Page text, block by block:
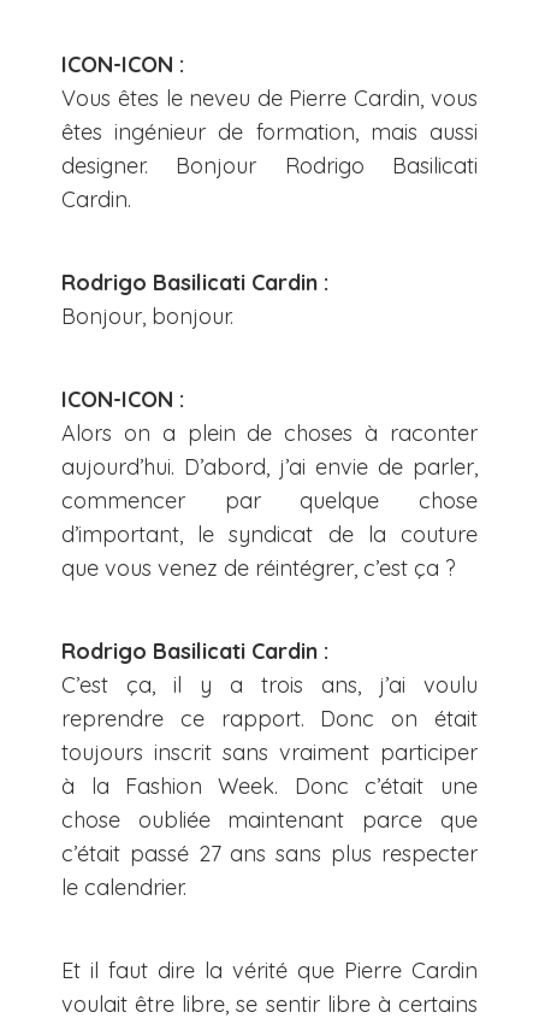
ICON-ICON :
Vous êtes le neveu de Pierre Cardin, vous
êtes ingénieur de formation, mais aussi
designer. Bonjour Rodrigo Basilicati
Cardin.
Rodrigo Basilicati Cardin :
Bonjour, bonjour.
ICON-ICON :
Alors on a plein de choses à raconter
aujourd’hui. D’abord, j’ai envie de parler,
commencer par quelque chose
d’important, le syndicat de la couture
que vous venez de réintégrer, c’est ça ?
Rodrigo Basilicati Cardin :
C’est ça, il y a trois ans, j’ai voulu
reprendre ce rapport. Donc on était
toujours inscrit sans vraiment participer
à la Fashion Week. Donc c’était une
chose oubliée maintenant parce que
c’était passé 27 ans sans plus respecter
le calendrier.
Et il faut dire la vérité que Pierre Cardin
voulait être libre, se sentir libre à certains